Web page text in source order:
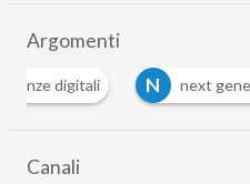
Argomenti
digitali N next
Canali